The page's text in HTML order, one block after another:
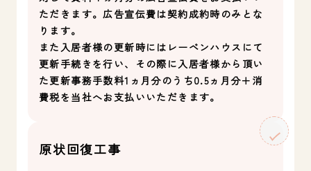
ただきます。広告宣伝費は契約成約時のみとな
ります。
また入居者様の更新時にはレーベンハウスにて
更新手続きを行い、その際に入居者様から頂い
た更新事務手数料1ヵ月分のうち0.5ヵ月分＋消
費税を当社へお支払いいただきます。
原状回復工事